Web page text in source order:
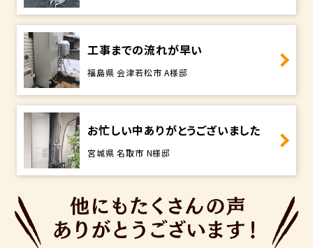
工事までの流れが早い
福島県 会津若松市 A様邸
お忙しい中ありがとうございました
宮城県 名取市 N様邸